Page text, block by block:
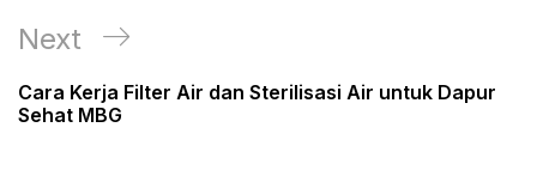
Next
Post
Next
Cara Kerja Filter Air dan Sterilisasi Air untuk Dapur
Sehat MBG